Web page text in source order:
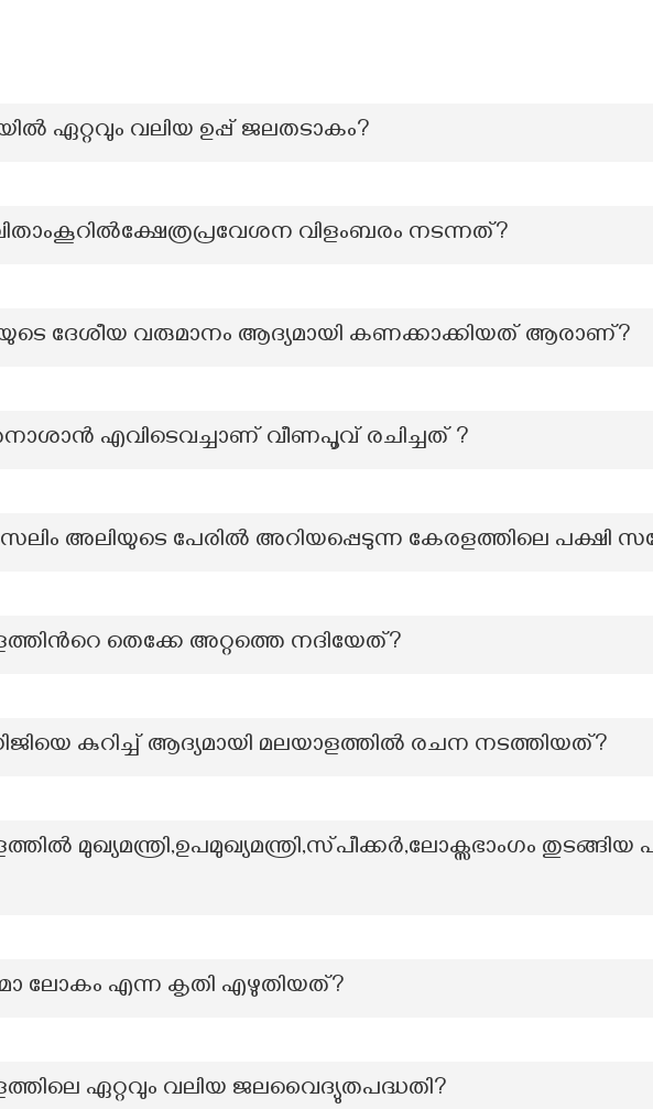
ഏറ്റവും വലിയ ഉപ്പ് ജലതടാകം?
വിളംബരം നടന്നത്?
ദേശീയ വരുമാനം ആദ്യമായി കണക്കാക്കിയത് ആരാണ്?
എവിടെവച്ചാണ് വീണപൂവ് രചിച്ചത് ?
അലിയുടെ പേരില്‍ അറിയപ്പെടുന്ന കേരളത്തിലെ പക്ഷി
തെക്കേ അറ്റത്തെ നദിയേത്?
കുറിച്ച് ആദ്യമായി മലയാളത്തിൽ രചന നടത്തിയത്?
മുഖ്യമന്ത്രി,ഉപമുഖ്യമന്ത്രി,സ്‌പീക്കർ,ലോക്സഭാംഗം
ലോകം എന്ന കൃതി എഴുതിയത്?
ഏറ്റവും വലിയ ജലവൈദ്യുതപദ്ധതി?